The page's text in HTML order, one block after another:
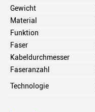
Gewicht
Material
Funktion
Faser
Kabeldurchmesser
Faseranzahl
Technologie